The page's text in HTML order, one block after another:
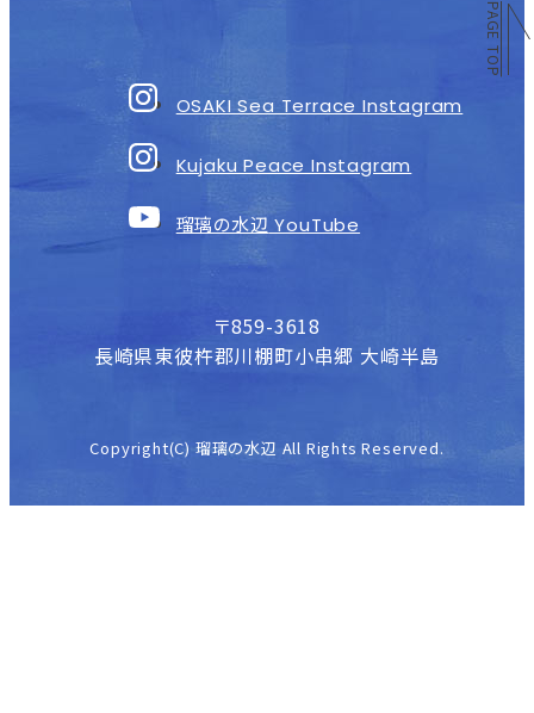
OSAKI Sea Terrace Instagram
Kujaku Peace Instagram
瑠璃の水辺 YouTube
〒859-3618
長崎県東彼杵郡川棚町小串郷 大崎半島
Copyright(C) 瑠璃の水辺 All Rights Reserved.
PAGE TOP